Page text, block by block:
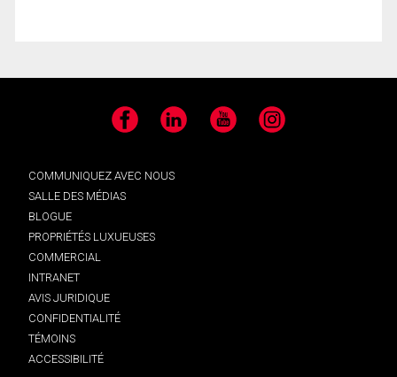
Facebook LinkedIn YouTube Instagram
COMMUNIQUEZ AVEC NOUS
SALLE DES MÉDIAS
BLOGUE
PROPRIÉTÉS LUXUEUSES
COMMERCIAL
INTRANET
AVIS JURIDIQUE
CONFIDENTIALITÉ
TÉMOINS
ACCESSIBILITÉ